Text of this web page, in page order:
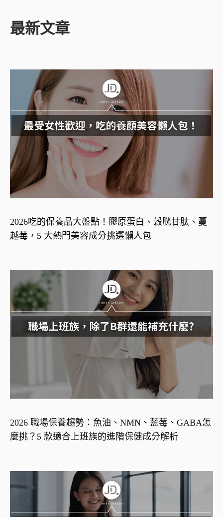
最新文章
2026吃的保養品大盤點！膠原蛋白、穀胱甘肽、蔓
越莓，5 大熱門美容成分挑選懶人包
2026 職場保養趨勢：魚油、NMN、藍莓、GABA怎
麼挑？5 款適合上班族的進階保健成分解析